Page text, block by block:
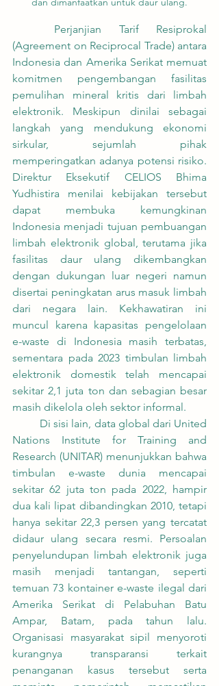
(Agreement on Reciprocal Trade) antara
Indonesia dan Amerika Serikat memuat
komitmen pengembangan fasilitas
pemulihan mineral kritis dari limbah
elektronik. Meskipun dinilai sebagai
langkah yang mendukung ekonomi
sirkular, sejumlah pihak
memperingatkan adanya potensi risiko.
Direktur Eksekutif CELIOS Bhima
Yudhistira menilai kebijakan tersebut
dapat membuka kemungkinan
Indonesia menjadi tujuan pembuangan
limbah elektronik global, terutama jika
fasilitas daur ulang dikembangkan
dengan dukungan luar negeri namun
disertai peningkatan arus masuk limbah
dari negara lain. Kekhawatiran ini
muncul karena kapasitas pengelolaan
e-waste di Indonesia masih terbatas,
sementara pada 2023 timbulan limbah
elektronik domestik telah mencapai
sekitar 2,1 juta ton dan sebagian besar
masih dikelola oleh sektor informal.
Nations Institute for Training and
Research (UNITAR) menunjukkan bahwa
timbulan e-waste dunia mencapai
sekitar 62 juta ton pada 2022, hampir
dua kali lipat dibandingkan 2010, tetapi
hanya sekitar 22,3 persen yang tercatat
didaur ulang secara resmi. Persoalan
penyelundupan limbah elektronik juga
masih menjadi tantangan, seperti
temuan 73 kontainer e-waste ilegal dari
Amerika Serikat di Pelabuhan Batu
Ampar, Batam, pada tahun lalu.
Organisasi masyarakat sipil menyoroti
kurangnya transparansi terkait
penanganan kasus tersebut serta